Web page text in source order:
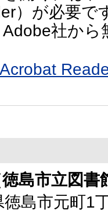
）が必要で
社か
島市立図書
島市元町1